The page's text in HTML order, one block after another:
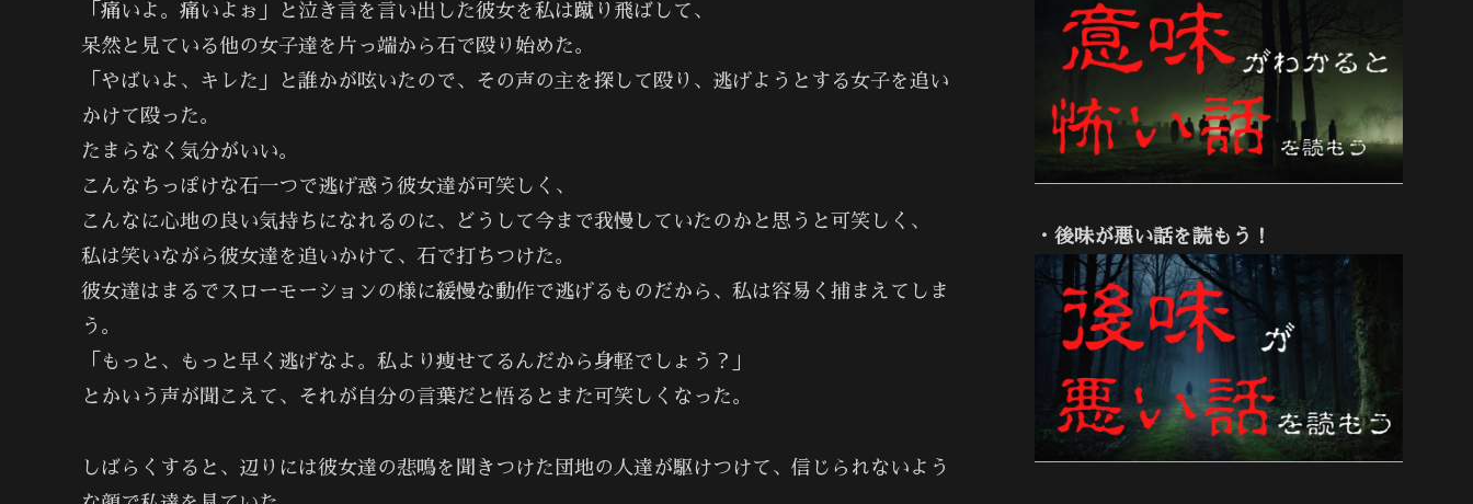
「痛いよ。痛いよぉ」と泣き言を言い出した彼女を私は蹴り飛ばして、
呆然と見ている他の女子達を片っ端から石で殴り始めた。
「やばいよ、キレた」と誰かが呟いたので、その声の主を探して殴り、逃げようとする女子を追い
かけて殴った。
たまらなく気分がいい。
こんなちっぽけな石一つで逃げ惑う彼女達が可笑しく、
こんなに心地の良い気持ちになれるのに、どうして今まで我慢していたのかと思うと可笑しく、
私は笑いながら彼女達を追いかけて、石で打ちつけた。
彼女達はまるでスローモーションの様に緩慢な動作で逃げるものだから、私は容易く捕まえてしま
う。
「もっと、もっと早く逃げなよ。私より痩せてるんだから身軽でしょう？」
とかいう声が聞こえて、それが自分の言葉だと悟るとまた可笑しくなった。
しばらくすると、辺りには彼女達の悲鳴を聞きつけた団地の人達が駆けつけて、信じられないよう
・後味が悪い話を読もう！